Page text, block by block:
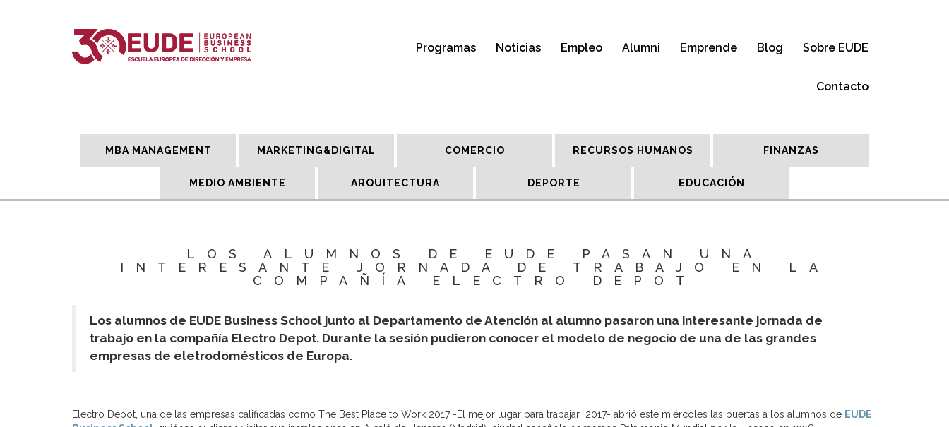
Programas Noticias Empleo Alumni Emprende Blog Sobre EUDE
Contacto
MBA MANAGEMENT MARKETING&DIGITAL COMERCIO RECURSOS HUMANOS FINANZAS
MEDIO AMBIENTE ARQUITECTURA DEPORTE EDUCACIÓN
LOS ALUMNOS DE EUDE PASAN UNA
INTERESANTE JORNADA DE TRABAJO EN LA
COMPAÑÍA ELECTRO DEPOT
Los alumnos de EUDE Business School junto al Departamento de Atención al alumno pasaron una interesante jornada de
trabajo en la compañía Electro Depot. Durante la sesión pudieron conocer el modelo de negocio de una de las grandes
empresas de eletrodomésticos de Europa.
Electro Depot, una de las empresas calificadas como The Best Place to Work 2017 -El mejor lugar para trabajar 2017- abrió este miércoles las puertas a los alumnos de EUDE